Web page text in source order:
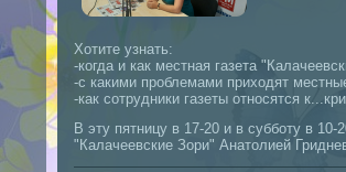
Хотите узнать:
-когда и как местная газета
-с какими проблемами приходят
-как сотрудники газеты относятся
В эту пятницу в 17-20 и в субботу в
"Калачеевские Зори" Анатолией